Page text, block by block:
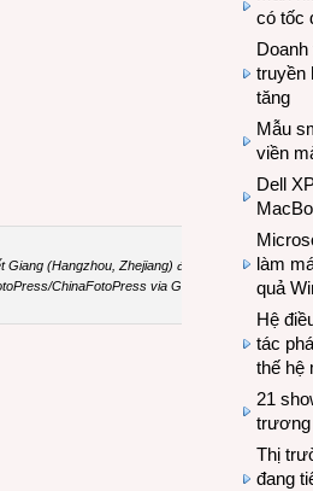
(Hangzhou, Zhejiang) đang
ChinaFotoPress via Getty
có tốc
truyền
tăng
Mẫu
viền
Dell
làm
quả
Hệ
tác
thế hệ
21
trương
Thị
đang